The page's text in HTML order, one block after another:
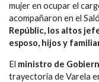
mujer en ocupar el
acompañaron en el
Repúblic, los altos
esposo, hijos y
El ministro de
trayectoria de Varela